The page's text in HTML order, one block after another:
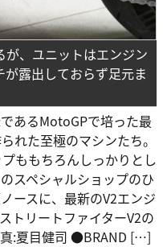
、ユニットはエンジン
露出しておらず足元ま
あるMotoGPで培った最
れた至極のマシンたち。
ももちろんしっかりとし
スペシャルショップのひ
ースに、最新のV2エンジ
トリートファイターV2の
:夏目健司 ●BRAND […]